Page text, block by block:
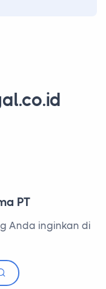
PT
Anda inginkan di